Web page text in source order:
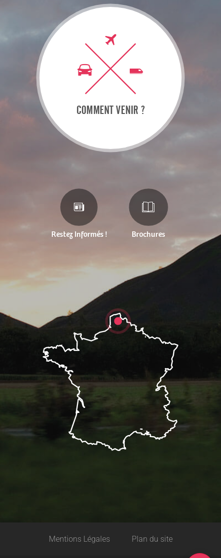
COMMENT VENIR ?
Restez Informés ! Brochures
Mentions Légales Plan du site